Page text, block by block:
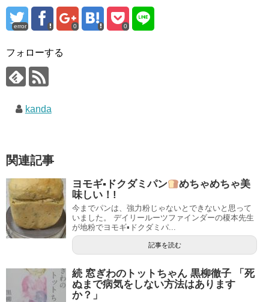
error 0 0
フォローする
kanda
関連記事
ヨモギ▪ドクダミパン
めちゃめちゃ美
味しい！!
今までパンは、強力粉じゃないとできないと思って
いました。 デイリールーツファインダーの榎本先生
が地粉でヨモギ▪ドクダミパ...
記事を読む
続 窓ぎわのトットちゃん 黒柳徹子 「死
ぬまで病気をしない方法はあります
か？」